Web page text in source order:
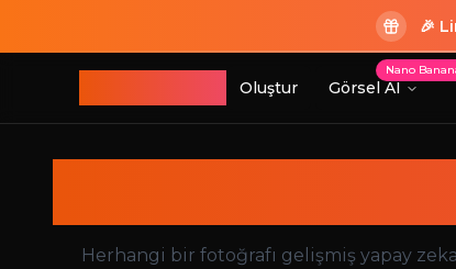
🎉
Oluştur Görsel AI
Nano
Herhangi bir fotoğrafı gelişmiş yapay